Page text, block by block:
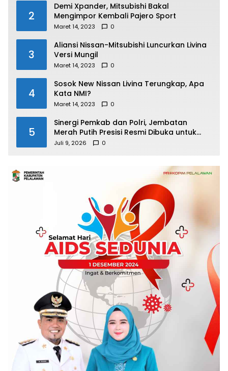
2
Demi Xpander, Mitsubishi Bakal
Mengimpor Kembali Pajero Sport
Maret 14, 2023 0
3
Aliansi Nissan-Mitsubishi Luncurkan Livina
Versi Mungil
Maret 14, 2023 0
4
Sosok New Nissan Livina Terungkap, Apa
Kata NMI?
Maret 14, 2023 0
5
Sinergi Pemkab dan Polri, Jembatan
Merah Putih Presisi Resmi Dibuka untuk
Masyarakat Desa Rangsang
Juli 9, 2026 0